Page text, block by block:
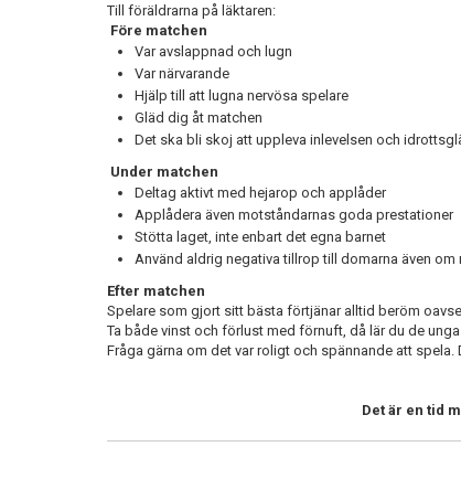
Till föräldrarna på läktaren:
Före matchen
Var avslappnad och lugn
Var närvarande
Hjälp till att lugna nervösa spelare
Gläd dig åt matchen
Det ska bli skoj att uppleva inlevelsen och
Under matchen
Deltag aktivt med hejarop och applåder
Applådera även motståndarnas goda prestationer
Stötta laget, inte enbart det egna barnet
Använd aldrig negativa tillrop till domarna även
Efter matchen
Spelare som gjort sitt bästa förtjänar alltid beröm
Ta både vinst och förlust med förnuft, då lär du de
Fråga gärna om det var roligt och spännande att
Det är en tid